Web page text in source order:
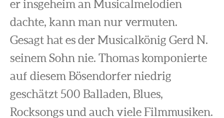
er insgeheim an Musicalmelodien
dachte, kann man nur vermuten.
Gesagt hat es der Musicalkönig Gerd N.
seinem Sohn nie. Thomas komponierte
auf diesem Bösendorfer niedrig
geschätzt 500 Balladen, Blues,
Rocksongs und auch viele Filmmusiken.